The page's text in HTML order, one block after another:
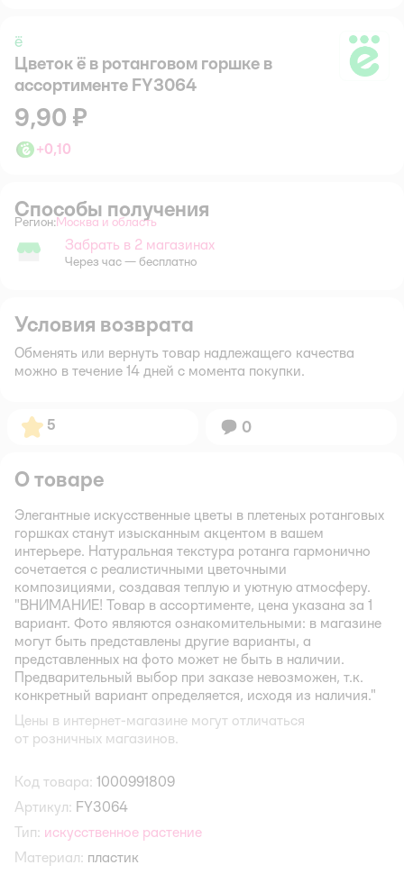
ё
Цветок ё в ротанговом горшке в
ассортименте FY3064
9,90 ₽
+0,10
Способы получения
Регион: Выбор адреса доставки.
Москва и область
Забрать в магазине
Забрать в 2 магазинах
Через час — бесплатно
Условия возврата
Обменять или вернуть товар надлежащего качества
можно в течение 14 дней с момента покупки.
Рейтинг:
5 Вопросов:
0
О товаре
Элегантные искусственные цветы в плетеных ротанговых
горшках станут изысканным акцентом в вашем
интерьере. Натуральная текстура ротанга гармонично
сочетается с реалистичными цветочными
композициями, создавая теплую и уютную атмосферу.
"ВНИМАНИЕ! Товар в ассортименте, цена указана за 1
вариант. Фото являются ознакомительными: в магазине
могут быть представлены другие варианты, а
представленных на фото может не быть в наличии.
Предварительный выбор при заказе невозможен, т.к.
конкретный вариант определяется, исходя из наличия."
Цены в интернет-магазине могут отличаться
от розничных магазинов.
Код товара: 1000991809
Артикул: FY3064
Тип: искусственное растение
Материал: пластик